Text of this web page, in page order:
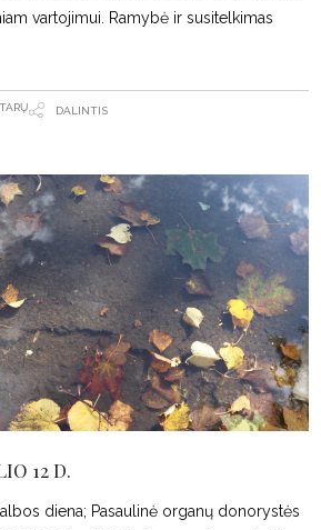
vartojimui. Ramybė ir susitelkimas
DALINTIS
12 D.
diena; Pasaulinė organų donorystės